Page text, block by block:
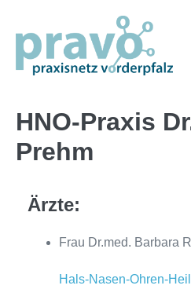
Inhalt
springen
HNO-Praxis
Prehm
Ärzte:
Frau Dr.med. Barbara
Hals-Nasen-Ohren-